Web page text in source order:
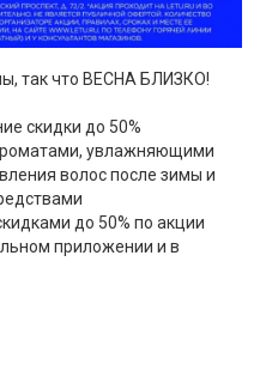
так что ВЕСНА БЛИЗКО!
скидки до 50%
увлажняющими
волос после зимы и
до 50% по акции
приложении и в